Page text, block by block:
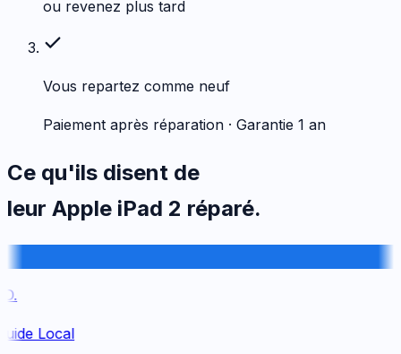
ou revenez plus tard
Vous repartez comme neuf
Paiement après réparation · Garantie 1 an
Ce qu'ils disent de
leur Apple iPad 2 réparé.
Local